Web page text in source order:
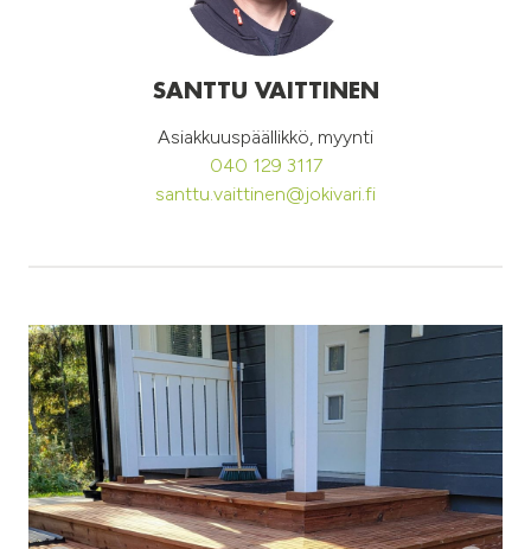
SANTTU VAITTINEN
Asiakkuuspäällikkö, myynti
040 129 3117
santtu.vaittinen@jokivari.fi